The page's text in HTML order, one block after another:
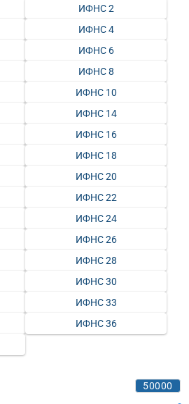
ИФНС 2
ИФНС 4
ИФНС 6
ИФНС 8
ИФНС 10
ИФНС 14
ИФНС 16
ИФНС 18
ИФНС 20
ИФНС 22
ИФНС 24
ИФНС 26
ИФНС 28
ИФНС 30
ИФНС 33
ИФНС 36